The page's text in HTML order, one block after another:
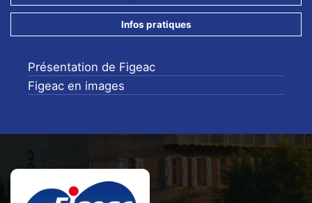
Infos pratiques
Présentation de Figeac
Figeac en images